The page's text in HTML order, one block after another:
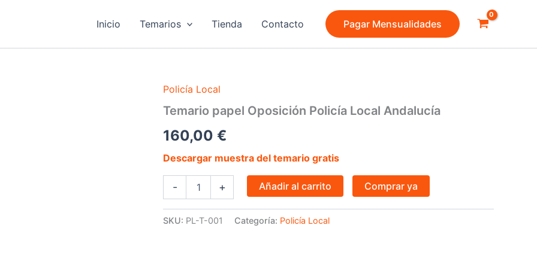
Inicio Temarios Tienda Contacto Pagar Mensualidades
Policía Local
Temario papel Oposición Policía Local Andalucía
160,00 €
Descargar muestra del temario gratis
-
Temario
Oposición
Local
cantidad
+ Añadir al carrito Comprar ya
SKU: PL-T-001 Categoría: Policía Local